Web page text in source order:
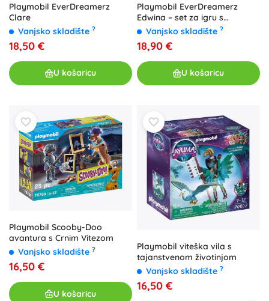
Playmobil EverDreamerz
Clare
Vanjsko skladište ?
18,50 €
U košaricu
Playmobil EverDreamerz
Edwina – set za igru s
narukvicom i dodacima
Vanjsko skladište ?
18,90 €
U košaricu
Playmobil Scooby-Doo
avantura s Crnim Vitezom
Vanjsko skladište ?
16,50 €
U košaricu
Playmobil viteška vila s
tajanstvenom životinjom
Vanjsko skladište ?
16,50 €